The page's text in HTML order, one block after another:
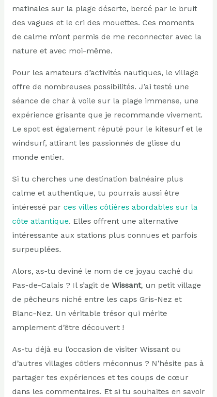
matinales sur la plage déserte, bercé par le bruit
des vagues et le cri des mouettes. Ces moments
de calme m’ont permis de me reconnecter avec la
nature et avec moi-même.
Pour les amateurs d’activités nautiques, le village
offre de nombreuses possibilités. J’ai testé une
séance de char à voile sur la plage immense, une
expérience grisante que je recommande vivement.
Le spot est également réputé pour le kitesurf et le
windsurf, attirant les passionnés de glisse du
monde entier.
Si tu cherches une destination balnéaire plus
calme et authentique, tu pourrais aussi être
intéressé par ces villes côtières abordables sur la
côte atlantique. Elles offrent une alternative
intéressante aux stations plus connues et parfois
surpeuplées.
Alors, as-tu deviné le nom de ce joyau caché du
Pas-de-Calais ? Il s’agit de Wissant, un petit village
de pêcheurs niché entre les caps Gris-Nez et
Blanc-Nez. Un véritable trésor qui mérite
amplement d’être découvert !
As-tu déjà eu l’occasion de visiter Wissant ou
d’autres villages côtiers méconnus ? N’hésite pas à
partager tes expériences et tes coups de cœur
dans les commentaires. Et si tu souhaites en savoir